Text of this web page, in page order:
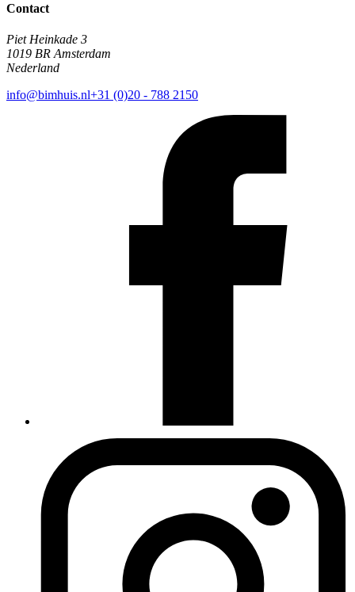
Contact
Piet Heinkade 3
1019 BR Amsterdam
Nederland
info@bimhuis.nl+31 (0)20 - 788 2150